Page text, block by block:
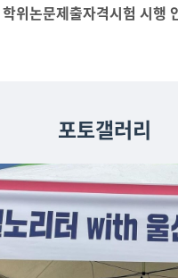
위논문제출자격시험 시행
포토갤러리